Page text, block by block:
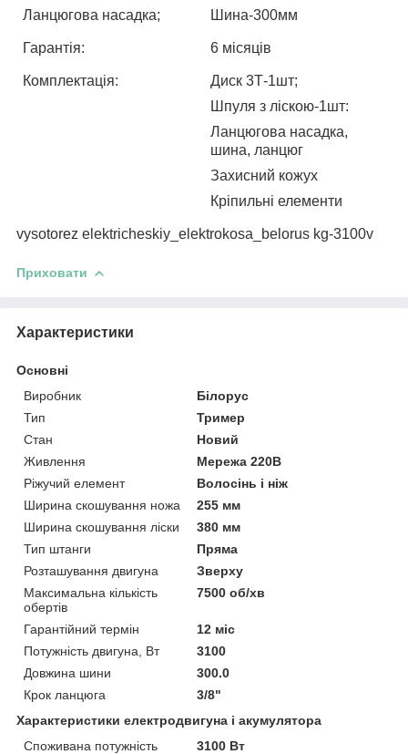
Ланцюгова насадка; Шина-300мм
Гарантія: 6 місяців
Комплектація:
Диск 3Т-1шт;
Шпуля з ліскою-1шт:
Ланцюгова насадка,
шина, ланцюг
Захисний кожух
Кріпильні елементи
vysotorez elektricheskiy_elektrokosa_belorus kg-3100v
Приховати
Характеристики
Основні
Виробник
Білорус
Тип
Тример
Стан
Новий
Живлення
Мережа 220В
Ріжучий елемент
Волосінь і ніж
Ширина скошування ножа
255 мм
Ширина скошування ліски
380 мм
Тип штанги
Пряма
Розташування двигуна
Зверху
Максимальна кількість
обертів
7500 об/хв
Гарантійний термін
12 міс
Потужність двигуна, Вт
3100
Довжина шини
300.0
Крок ланцюга
3/8"
Характеристики електродвигуна і акумулятора
Споживана потужність
3100 Вт